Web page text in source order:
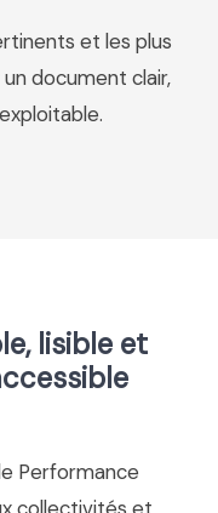
et les plus
document clair,
lisible et
Performance